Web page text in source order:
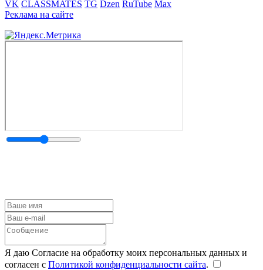
VK CLASSMATES TG Dzen RuTube Max
Реклама на сайте
Я даю Согласие на обработку моих персональных данных и
согласен с Политикой конфиденциальности сайта.